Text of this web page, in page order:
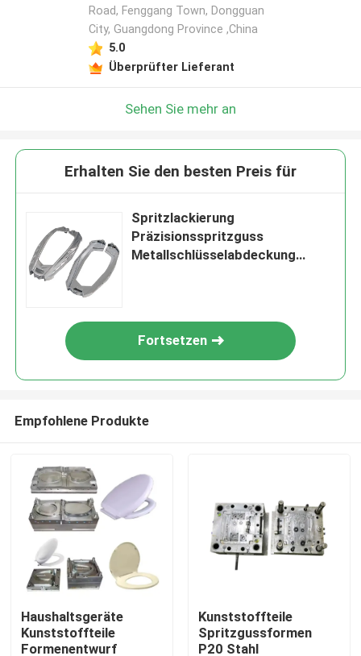
Zu Hause
Road, Fenggang Town, Dongguan
City, Guangdong Province ,China
5.0
Überprüfter Lieferant
Sehen Sie mehr an
Erhalten Sie den besten Preis für
Spritzlackierung
Präzisionsspritzguss
Metallschlüsselabdeckung
Fortsetzen
Empfohlene Produkte
Haushaltsgeräte
Kunststoffteile
Formenentwurf
Kunststoffteile
Spritzgussformen
P20 Stahl